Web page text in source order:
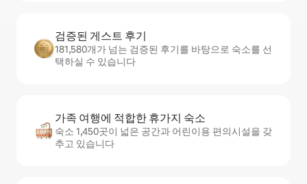
검증된 게스트 후기
181,580개가 넘는 검증된 후기를 바탕으로 숙소를 선
택하실 수 있습니다
가족 여행에 적합한 휴가지 숙소
숙소 1,450곳이 넓은 공간과 어린이용 편의시설을 갖
추고 있습니다